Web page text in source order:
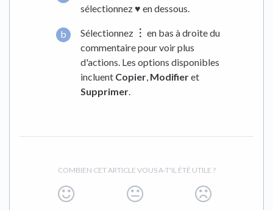
sélectionnez♥︎ en dessous.
Sélectionnez ︙ en bas à droite du
commentaire pour voir plus
d'actions. Les options disponibles
incluent Copier Modifieret
Supprimer
COMBIEN CET ARTICLE VOUS A-T'IL ÉTÉ UTILE ?